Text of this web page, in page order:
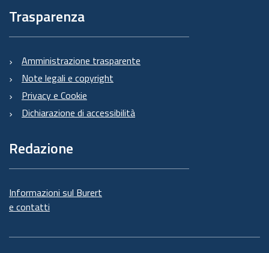
Trasparenza
Amministrazione trasparente
Note legali e copyright
Privacy e Cookie
Dichiarazione di accessibilità
Redazione
Informazioni sul Burert
e contatti